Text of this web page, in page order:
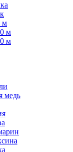
м
м
м
медь